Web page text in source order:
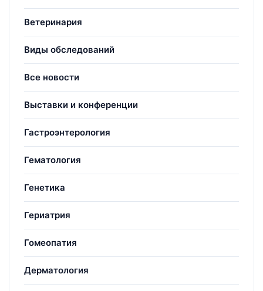
Ветеринария
Виды обследований
Все новости
Выставки и конференции
Гастроэнтерология
Гематология
Генетика
Гериатрия
Гомеопатия
Дерматология